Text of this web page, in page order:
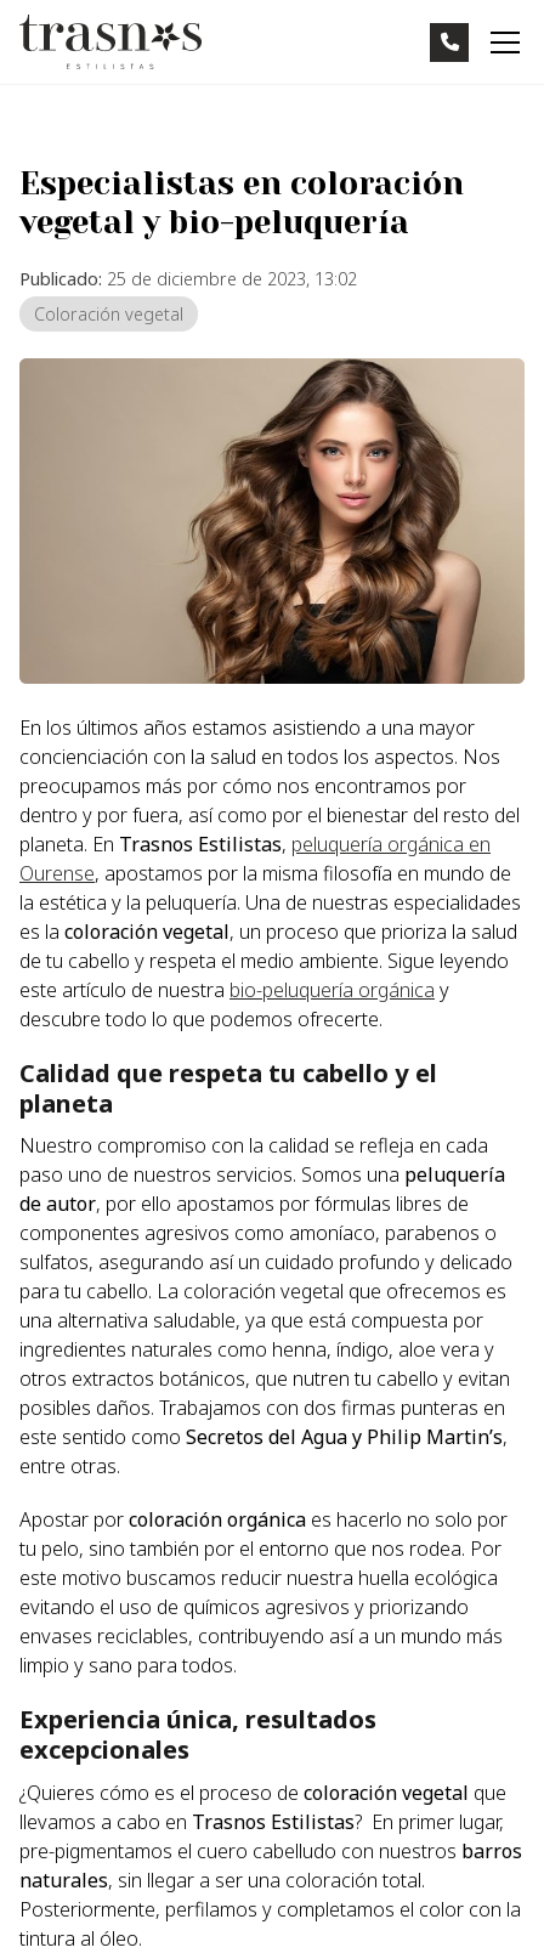
Especialistas en coloración
vegetal y bio-peluquería
Publicado: 25 de diciembre de 2023, 13:02
Coloración vegetal
En los últimos años estamos asistiendo a una mayor
concienciación con la salud en todos los aspectos. Nos
preocupamos más por cómo nos encontramos por
dentro y por fuera, así como por el bienestar del resto del
planeta. En Trasnos Estilistas, peluquería orgánica en
Ourense, apostamos por la misma filosofía en mundo de
la estética y la peluquería. Una de nuestras especialidades
es la coloración vegetal, un proceso que prioriza la salud
de tu cabello y respeta el medio ambiente. Sigue leyendo
este artículo de nuestra bio-peluquería orgánica y
descubre todo lo que podemos ofrecerte.
Calidad que respeta tu cabello y el
planeta
Nuestro compromiso con la calidad se refleja en cada
paso uno de nuestros servicios. Somos una peluquería
de autor, por ello apostamos por fórmulas libres de
componentes agresivos como amoníaco, parabenos o
sulfatos, asegurando así un cuidado profundo y delicado
para tu cabello. La coloración vegetal que ofrecemos es
una alternativa saludable, ya que está compuesta por
ingredientes naturales como henna, índigo, aloe vera y
otros extractos botánicos, que nutren tu cabello y evitan
posibles daños. Trabajamos con dos firmas punteras en
este sentido como Secretos del Agua y Philip Martin’s,
entre otras.
Apostar porcoloración orgánica es hacerlo no solo por
tu pelo, sino también por el entorno que nos rodea. Por
este motivo buscamos reducir nuestra huella ecológica
evitando el uso de químicos agresivos y priorizando
envases reciclables, contribuyendo así a un mundo más
limpio y sano para todos.
Experiencia única, resultados
excepcionales
¿Quieres cómo es el proceso de coloración vegetal que
llevamos a cabo en Trasnos Estilistas? En primer lugar,
pre-pigmentamos el cuero cabelludo con nuestros barros
naturales, sin llegar a ser una coloración total.
Posteriormente, perfilamos y completamos el color con la
tintura al óleo.